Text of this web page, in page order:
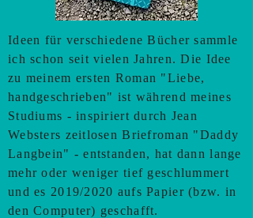
Ideen für verschiedene Bücher sammle
ich schon seit vielen Jahren. Die Idee
zu meinem ersten Roman "Liebe,
handgeschrieben" ist während meines
Studiums - inspiriert durch Jean
Websters zeitlosen Briefroman "Daddy
Langbein" - entstanden, hat dann lange
mehr oder weniger tief geschlummert
und es 2019/2020 aufs Papier (bzw. in
den Computer) geschafft.